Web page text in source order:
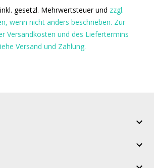
gesetzl. Mehrwertsteuer und zzgl.
wenn nicht anders beschrieben. Zur
Versandkosten und des Liefertermins
Versand und Zahlung.

